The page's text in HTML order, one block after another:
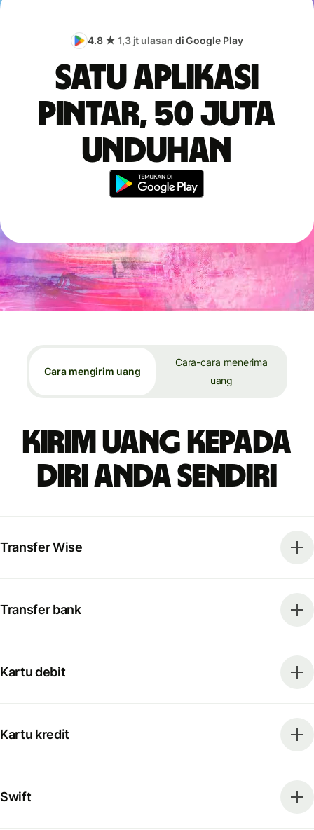
4.8 ★ 1,3 jt ulasan di Google Play
Satu aplikasi
pintar, 50 juta
unduhan
Cara mengirim uang
Cara-cara menerima
uang
Kirim uang kepada
diri Anda sendiri
Transfer Wise
Transfer bank
Kartu debit
Kartu kredit
Swift